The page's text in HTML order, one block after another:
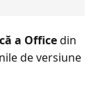
a Officedin
de versiune